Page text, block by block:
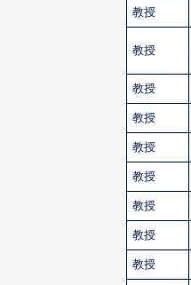
教授
教授
教授
教授
教授
教授
教授
教授
教授